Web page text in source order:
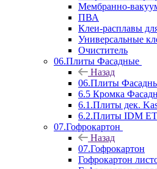
Мембранно-
ПВА
Клеи-расплавы
Универсальные
Очиститель
06.Плиты Фасадные
Назад
06.Плиты
6.5 Кромка
6.1.Плиты дек.
6.2.Плиты IDM
07.Гофрокартон
Назад
07.Гофрокартон
Гофрокартон